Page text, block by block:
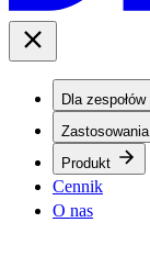
Dla zespołów
Zastosowania
Produkt
Cennik
O nas